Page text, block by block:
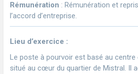
Rémunération : Rémunération et
l’accord d’entreprise.
Lieu d’exercice :
Le poste à pourvoir est basé au centre
situé au cœur du quartier de Mistral. Il